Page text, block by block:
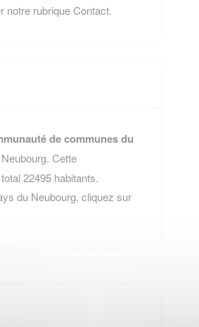
notre rubrique Contact.
de communes du
Cette
22495 habitants.
du Neubourg, cliquez sur